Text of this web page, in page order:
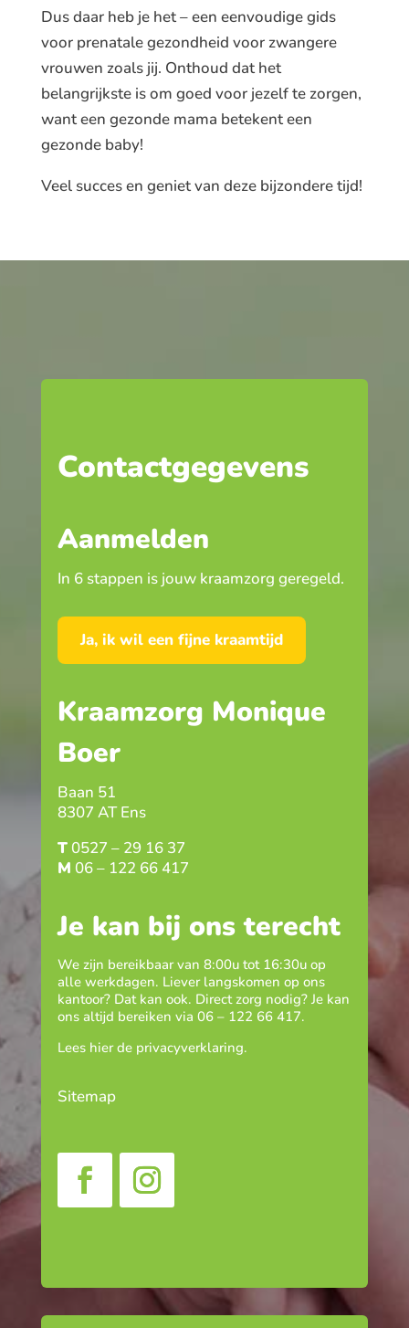
Dus daar heb je het – een eenvoudige gids
voor prenatale gezondheid voor zwangere
vrouwen zoals jij. Onthoud dat het
belangrijkste is om goed voor jezelf te zorgen,
want een gezonde mama betekent een
gezonde baby!
Veel succes en geniet van deze bijzondere tijd!
Contactgegevens
Aanmelden
In 6 stappen is jouw kraamzorg geregeld.
Ja, ik wil een fijne kraamtijd
Kraamzorg Monique
Boer
Baan 51
8307 AT Ens
T 0527 – 29 16 37
M 06 – 122 66 417
Je kan bij ons terecht
We zijn bereikbaar van 8:00u tot 16:30u op
alle werkdagen. Liever langskomen op ons
kantoor? Dat kan ook. Direct zorg nodig? Je kan
ons altijd bereiken via 06 – 122 66 417.
Lees hier de privacyverklaring.
Sitemap